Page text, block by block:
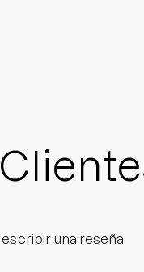
una reseña